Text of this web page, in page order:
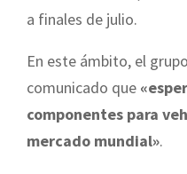
a finales de julio.
En este ámbito, el
comunicado que
componentes para
mercado mundial».